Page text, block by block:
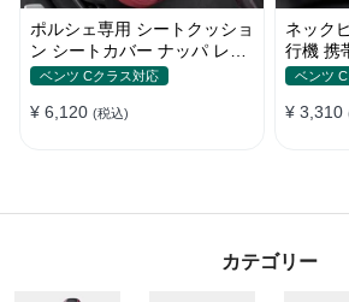
ポルシェ専用 シートクッショ
ン シートカバー ナッパ レザ
ー 滑り止め クッション マッ
気性 車用 低反発 カーシート
ベンツ Cクラス対応
¥ 6,120 (税込)
ネック
行機 携
ン運転
ベンツ
¥ 3,310
カテゴリー